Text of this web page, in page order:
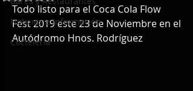
Noticias e Información
Coctelería
Todo listo para el Coca Cola Flow
Fest 2019 este 23 de Noviembre en el
Autódromo Hnos. Rodríguez